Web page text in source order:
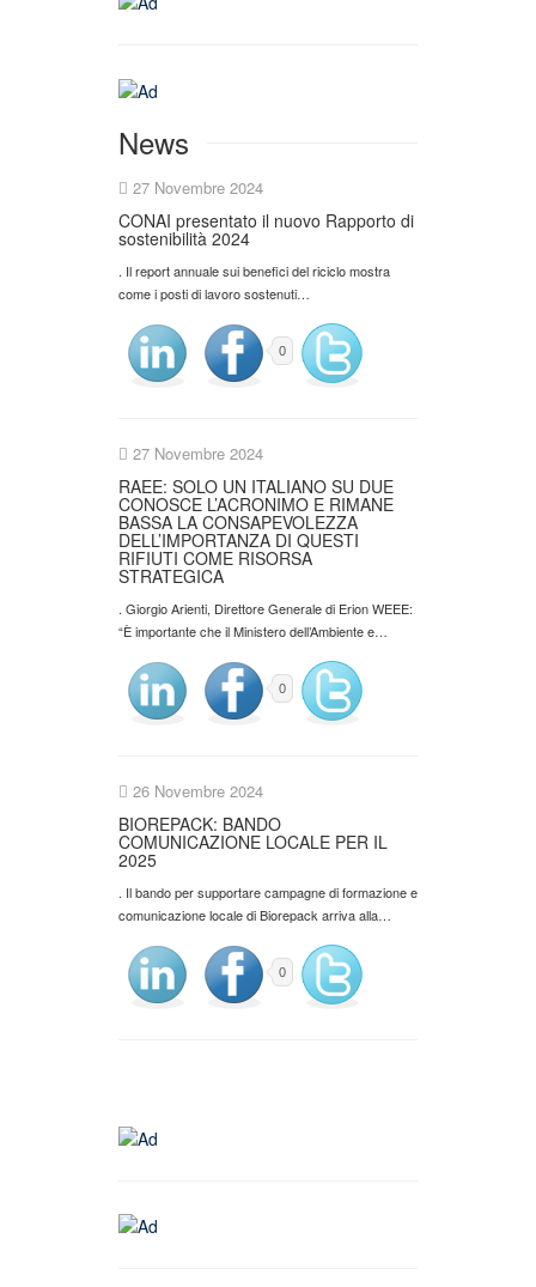
News
27 Novembre 2024
CONAI presentato il nuovo Rapporto di
sostenibilità 2024
. Il report annuale sui benefici del riciclo mostra
come i posti di lavoro sostenuti…
0
27 Novembre 2024
RAEE: SOLO UN ITALIANO SU DUE
CONOSCE L’ACRONIMO E RIMANE
BASSA LA CONSAPEVOLEZZA
DELL’IMPORTANZA DI QUESTI
RIFIUTI COME RISORSA
STRATEGICA
. Giorgio Arienti, Direttore Generale di Erion WEEE:
“È importante che il Ministero dell’Ambiente e…
0
26 Novembre 2024
BIOREPACK: BANDO
COMUNICAZIONE LOCALE PER IL
2025
. Il bando per supportare campagne di formazione e
comunicazione locale di Biorepack arriva alla…
0